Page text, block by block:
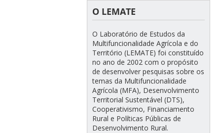
O LEMATE
O Laboratório de Estudos da
Multifuncionalidade Agrícola e do
Território (LEMATE) foi constituído
no ano de 2002 com o propósito
de desenvolver pesquisas sobre os
temas da Multifuncionalidade
Agrícola (MFA), Desenvolvimento
Territorial Sustentável (DTS),
Cooperativismo, Financiamento
Rural e Políticas Públicas de
Desenvolvimento Rural.